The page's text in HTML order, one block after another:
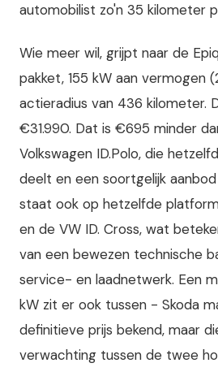
automobilist zo'n 35 kilometer
Wie meer wil, grijpt naar de
pakket, 155 kW aan vermogen
actieradius van 436 kilometer.
€31.990. Dat is €695 minder
Volkswagen ID.Polo, die
deelt en een soortgelijk
staat ook op hetzelfde
en de VW ID. Cross, wat
van een bewezen technische
service- en laadnetwerk. Een
kW zit er ook tussen - Skoda
definitieve prijs bekend, maar
verwachting tussen de twee